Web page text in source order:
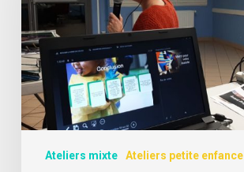
Ateliers mixte
Ateliers petite enfance
mois
de
juin